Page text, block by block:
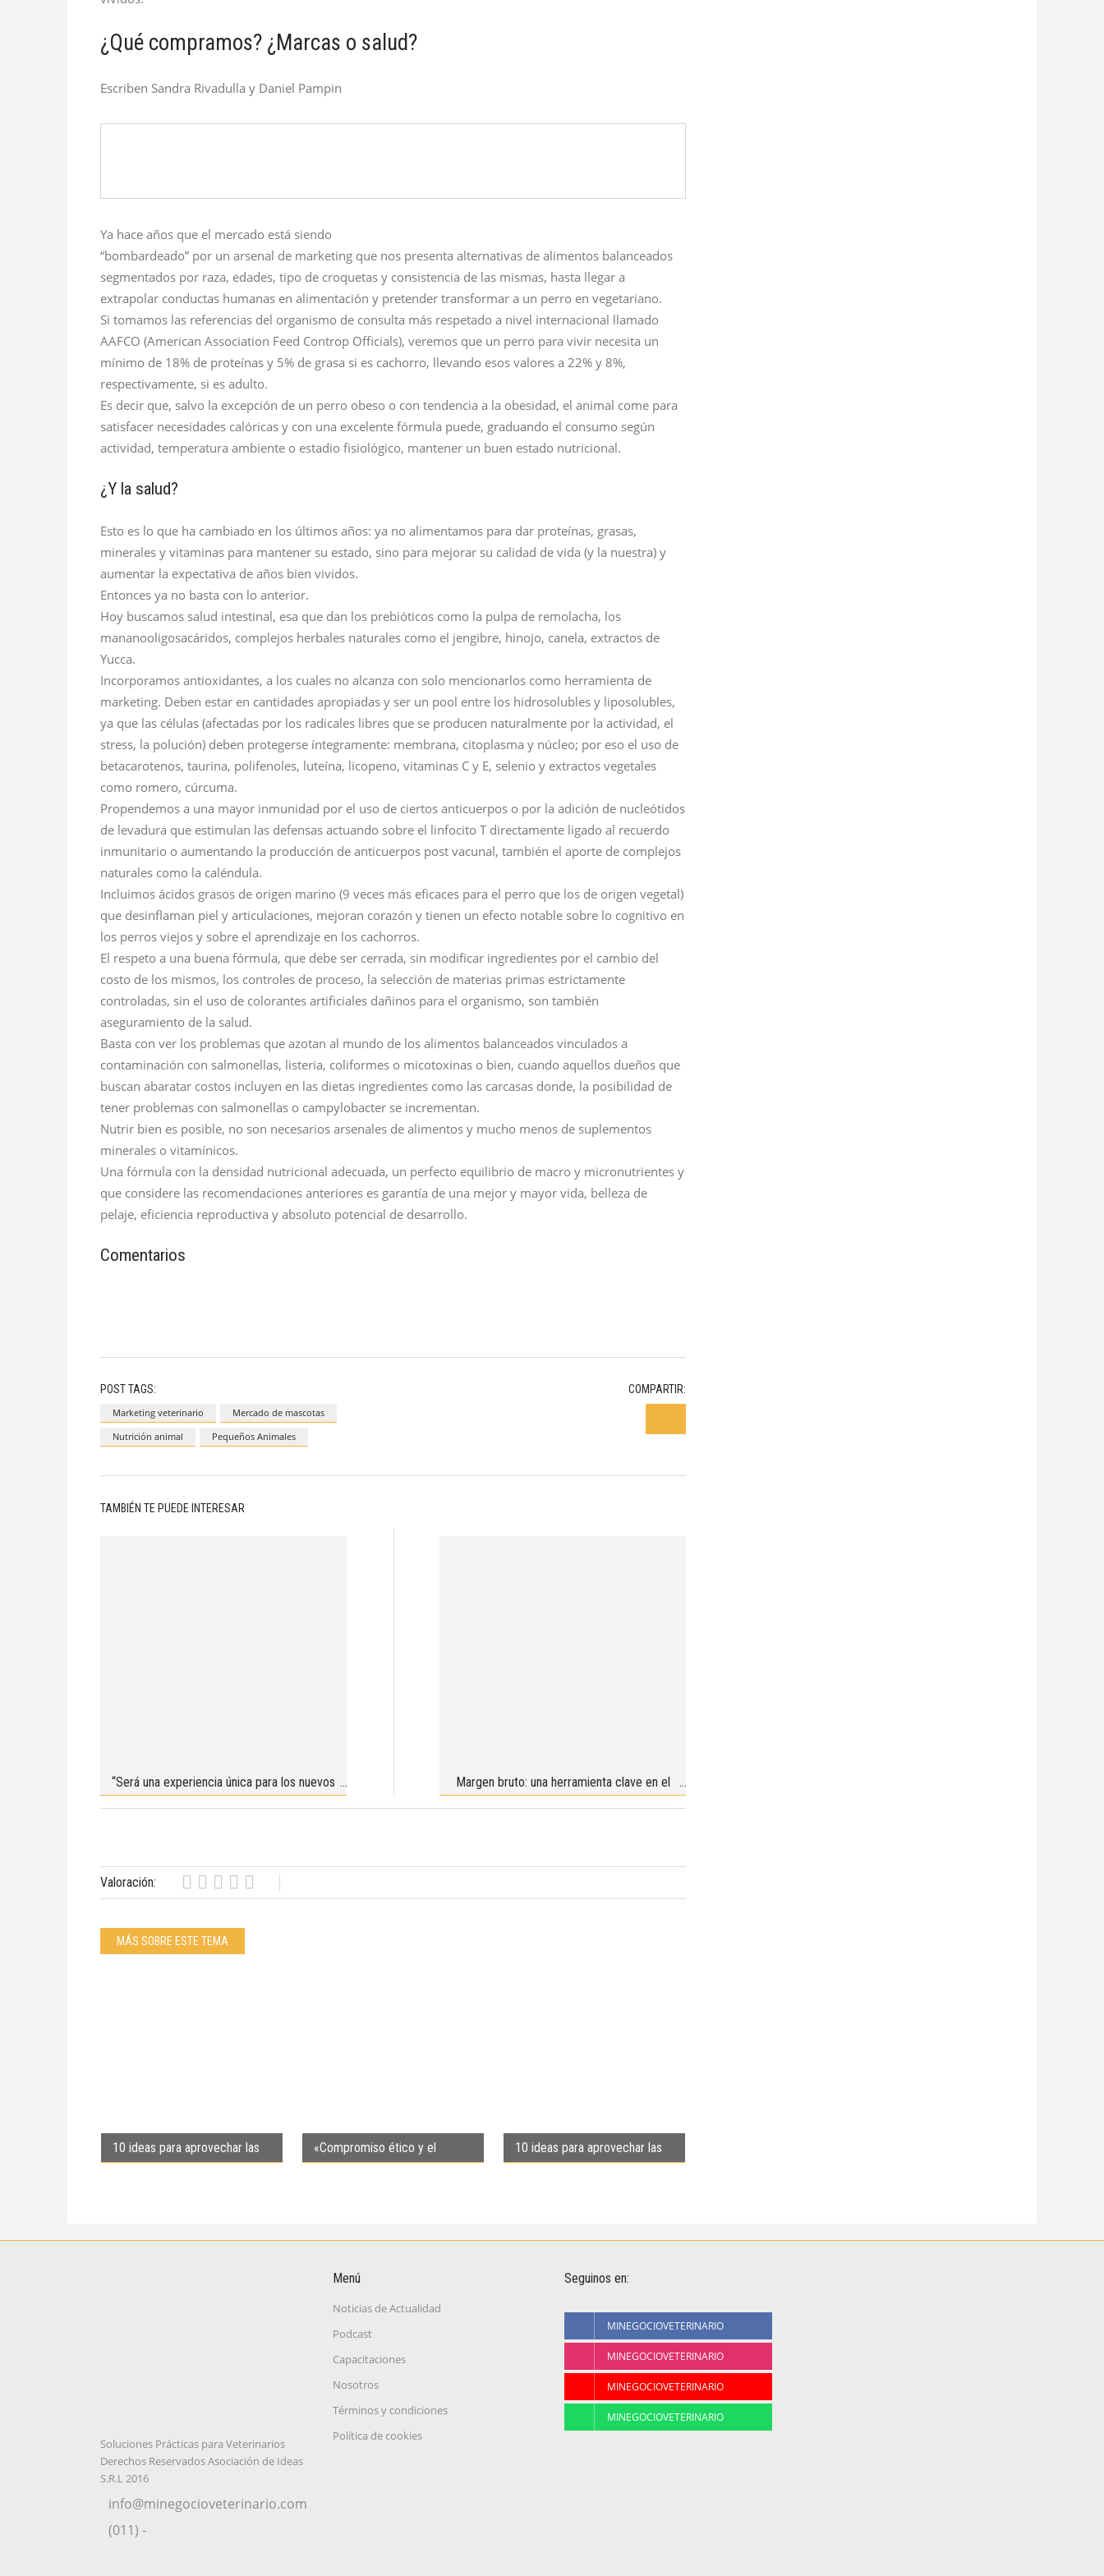
¿Qué compramos? ¿Marcas o salud?
Escriben Sandra Rivadulla y Daniel Pampin
Ya hace años que el mercado está siendo
“bombardeado” por un arsenal de marketing que nos presenta alternativas de alimentos balanceados
segmentados por raza, edades, tipo de croquetas y consistencia de las mismas, hasta llegar a
extrapolar conductas humanas en alimentación y pretender transformar a un perro en vegetariano.
Si tomamos las referencias del organismo de consulta más respetado a nivel internacional llamado
AAFCO (American Association Feed Controp Officials), veremos que un perro para vivir necesita un
mínimo de 18% de proteínas y 5% de grasa si es cachorro, llevando esos valores a 22% y 8%,
respectivamente, si es adulto.
Es decir que, salvo la excepción de un perro obeso o con tendencia a la obesidad, el animal come para
satisfacer necesidades calóricas y con una excelente fórmula puede, graduando el consumo según
actividad, temperatura ambiente o estadio fisiológico, mantener un buen estado nutricional.
¿Y la salud?
Esto es lo que ha cambiado en los últimos años: ya no alimentamos para dar proteínas, grasas,
minerales y vitaminas para mantener su estado, sino para mejorar su calidad de vida (y la nuestra) y
aumentar la expectativa de años bien vividos.
Entonces ya no basta con lo anterior.
Hoy buscamos salud intestinal, esa que dan los prebióticos como la pulpa de remolacha, los
mananooligosacáridos, complejos herbales naturales como el jengibre, hinojo, canela, extractos de
Yucca.
Incorporamos antioxidantes, a los cuales no alcanza con solo mencionarlos como herramienta de
marketing. Deben estar en cantidades apropiadas y ser un pool entre los hidrosolubles y liposolubles,
ya que las células (afectadas por los radicales libres que se producen naturalmente por la actividad, el
stress, la polución) deben protegerse íntegramente: membrana, citoplasma y núcleo; por eso el uso de
betacarotenos, taurina, polifenoles, luteína, licopeno, vitaminas C y E, selenio y extractos vegetales
como romero, cúrcuma.
Propendemos a una mayor inmunidad por el uso de ciertos anticuerpos o por la adición de nucleótidos
de levadura que estimulan las defensas actuando sobre el linfocito T directamente ligado al recuerdo
inmunitario o aumentando la producción de anticuerpos post vacunal, también el aporte de complejos
naturales como la caléndula.
Incluimos ácidos grasos de origen marino (9 veces más eficaces para el perro que los de origen vegetal)
que desinflaman piel y articulaciones, mejoran corazón y tienen un efecto notable sobre lo cognitivo en
los perros viejos y sobre el aprendizaje en los cachorros.
El respeto a una buena fórmula, que debe ser cerrada, sin modificar ingredientes por el cambio del
costo de los mismos, los controles de proceso, la selección de materias primas estrictamente
controladas, sin el uso de colorantes artificiales dañinos para el organismo, son también
aseguramiento de la salud.
Basta con ver los problemas que azotan al mundo de los alimentos balanceados vinculados a
contaminación con salmonellas, listeria, coliformes o micotoxinas o bien, cuando aquellos dueños que
buscan abaratar costos incluyen en las dietas ingredientes como las carcasas donde, la posibilidad de
tener problemas con salmonellas o campylobacter se incrementan.
Nutrir bien es posible, no son necesarios arsenales de alimentos y mucho menos de suplementos
minerales o vitamínicos.
Una fórmula con la densidad nutricional adecuada, un perfecto equilibrio de macro y micronutrientes y
que considere las recomendaciones anteriores es garantía de una mejor y mayor vida, belleza de
pelaje, eficiencia reproductiva y absoluto potencial de desarrollo.
Comentarios
POST TAGS:
Marketing veterinario
Mercado de mascotas
Nutrición animal
Pequeños Animales
COMPARTIR:
TAMBIÉN TE PUEDE INTERESAR
“Será una experiencia única para los nuevos
líderes del sector”
Margen bruto: una herramienta clave en el
corto plazo
Valoración:
MÁS SOBRE ESTE TEMA
10 ideas para aprovechar las
«Compromiso ético y el
10 ideas para aprovechar las
Soluciones Prácticas para Veterinarios
Derechos Reservados Asociación de Ideas
S.R.L 2016
info@minegocioveterinario.com
(011) -
Menú
Noticias de Actualidad
Podcast
Capacitaciones
Nosotros
Términos y condiciones
Política de cookies
Seguinos en:
MINEGOCIOVETERINARIO
MINEGOCIOVETERINARIO
MINEGOCIOVETERINARIO
MINEGOCIOVETERINARIO